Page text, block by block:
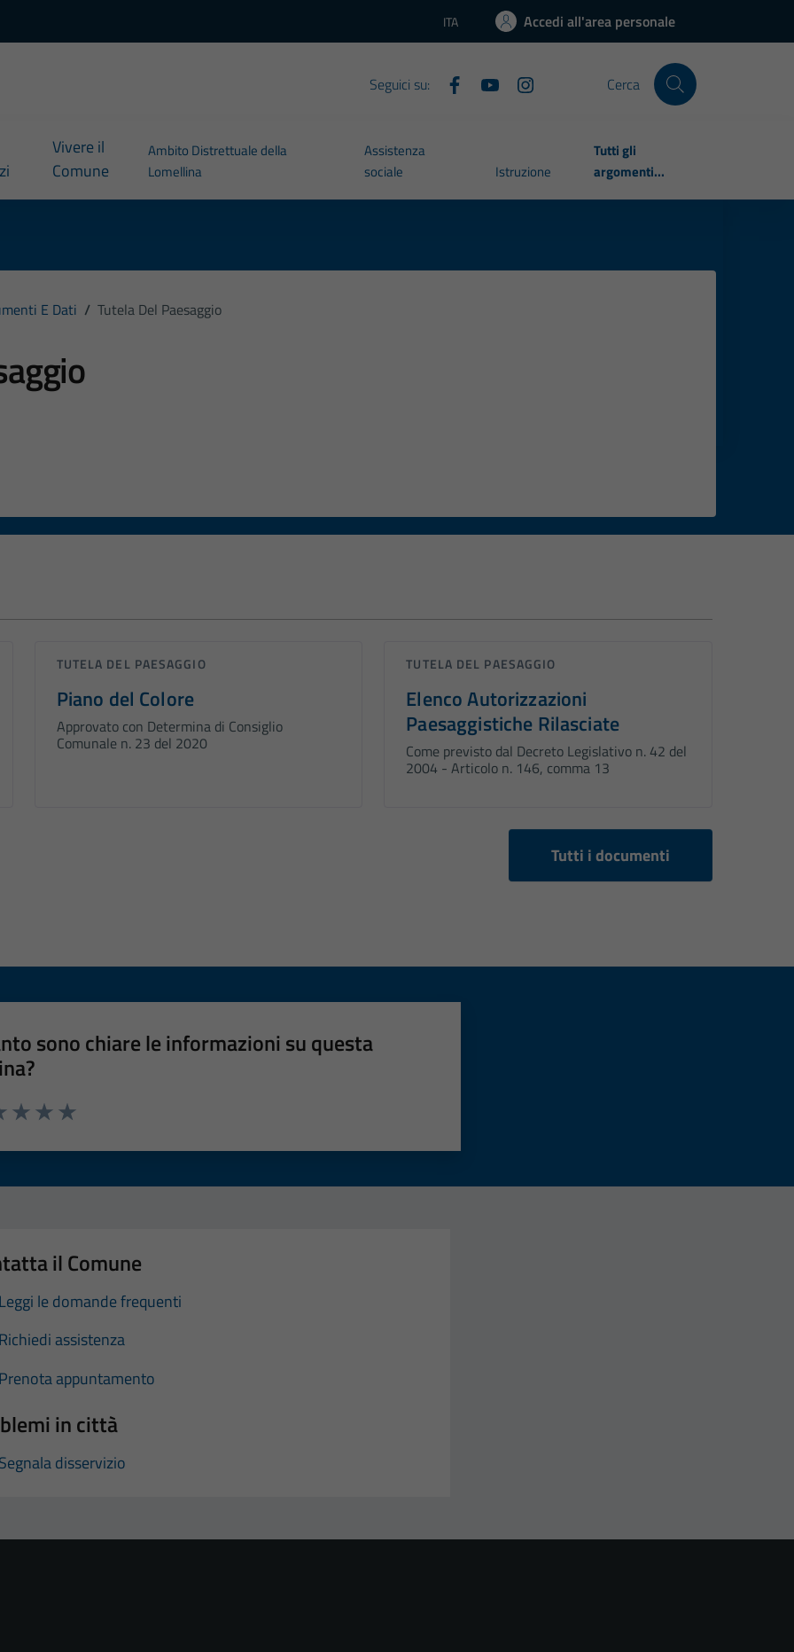
Lingua attiva:
ITA Accedi all'area personale
Seguici su: Cerca
Vivere il
Comune
Ambito Distrettuale della
Lomellina
Assistenza
sociale
Istruzione
Tutti gli
argomenti...
E Dati / Tutela Del Paesaggio
TUTELA DEL PAESAGGIO
Piano del Colore
Approvato con Determina di Consiglio
Comunale n. 23 del 2020
TUTELA DEL PAESAGGIO
Elenco Autorizzazioni
Paesaggistiche Rilasciate
Come previsto dal Decreto Legislativo n. 42 del
2004 - Articolo n. 146, comma 13
Tutti i documenti
sono chiare le informazioni su questa
il Comune
Leggi le domande frequenti
Richiedi assistenza
Prenota appuntamento
in città
Segnala disservizio